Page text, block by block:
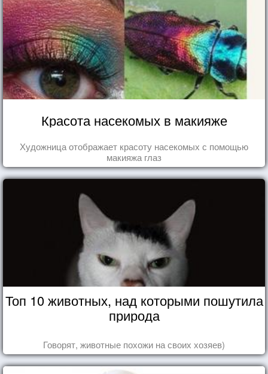
Красота насекомых в макияже
Художница отображает красоту насекомых с помощью
макияжа глаз
Топ 10 животных, над которыми пошутила
природа
Говорят, животные похожи на своих хозяев)